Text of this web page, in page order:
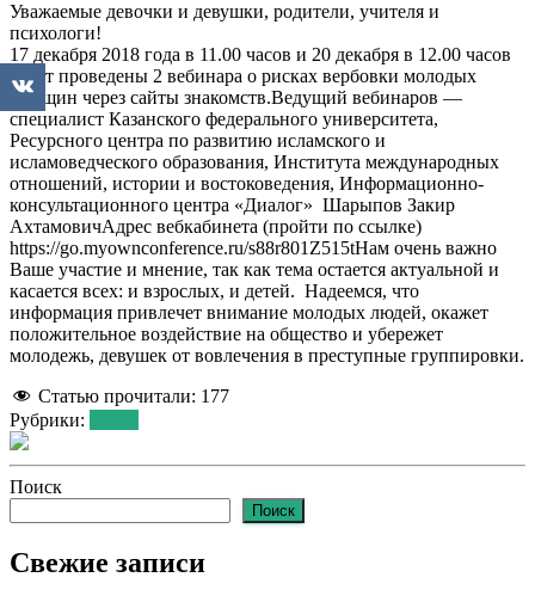
Уважаемые девочки и девушки, родители, учителя и
психологи!
17 декабря 2018 года в 11.00 часов и 20 декабря в 12.00 часов
будут проведены 2 вебинара о рисках вербовки молодых
женщин через сайты знакомств.Ведущий вебинаров —
специалист Казанского федерального университета,
Ресурсного центра по развитию исламского и
исламоведческого образования, Института международных
отношений, истории и востоковедения, Информационно-
консультационного центра «Диалог» Шарыпов Закир
АхтамовичАдрес вебкабинета (пройти по ссылке)
https://go.myownconference.ru/s88r801Z515tНам очень важно
Ваше участие и мнение, так как тема остается актуальной и
касается всех: и взрослых, и детей. Надеемся, что
информация привлечет внимание молодых людей, окажет
положительное воздействие на общество и убережет
молодежь, девушек от вовлечения в преступные группировки.
Статью прочитали: 177
Рубрики:
Поиск
Поиск
Свежие записи